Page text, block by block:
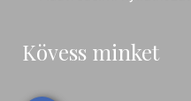
Kövess minket